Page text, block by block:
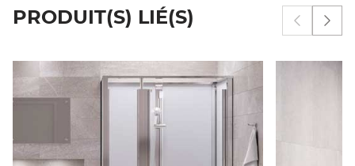
PRODUIT(S) LIÉ(S)
Afficher